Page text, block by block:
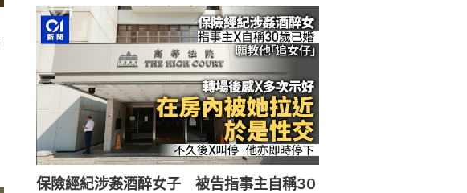
保險經紀涉姦酒醉女子 被告指事主自稱30